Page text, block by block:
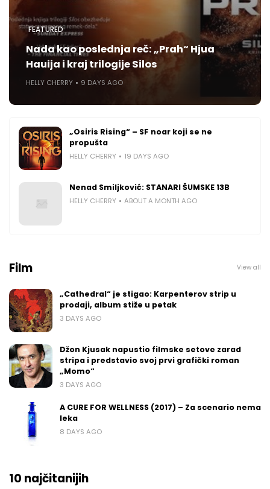
FEATURED
Nada kao poslednja reč: „Prah“ Hjua
Hauija i kraj trilogije Silos
HELLY CHERRY 9 DAYS AGO
„Osiris Rising“ – SF noar koji se ne
propušta
HELLY CHERRY 19 DAYS AGO
Nenad Smiljković: STANARI ŠUMSKE 13B
HELLY CHERRY ABOUT A MONTH AGO
Film View all
„Cathedral“ je stigao: Karpenterov strip u
prodaji, album stiže u petak
3 DAYS AGO
Džon Kjusak napustio filmske setove zarad
stripa i predstavio svoj prvi grafički roman
„Momo“
3 DAYS AGO
A CURE FOR WELLNESS (2017) – Za scenario nema
leka
8 DAYS AGO
10 najčitanijih